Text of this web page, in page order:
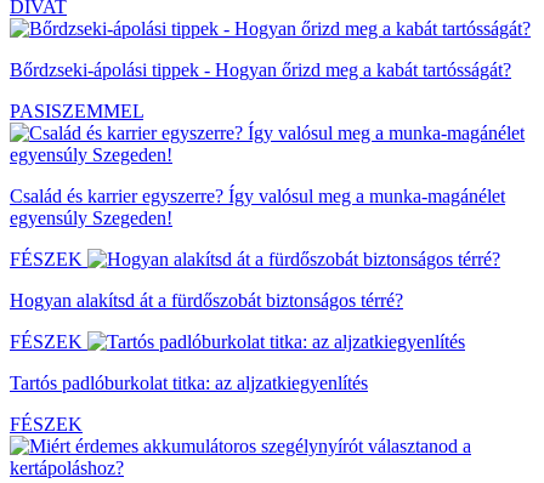
DIVAT
Bőrdzseki-ápolási tippek - Hogyan őrizd meg a kabát tartósságát?
PASISZEMMEL
Család és karrier egyszerre? Így valósul meg a munka-magánélet
egyensúly Szegeden!
FÉSZEK
Hogyan alakítsd át a fürdőszobát biztonságos térré?
FÉSZEK
Tartós padlóburkolat titka: az aljzatkiegyenlítés
FÉSZEK